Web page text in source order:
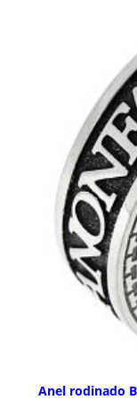
Anel rodinado